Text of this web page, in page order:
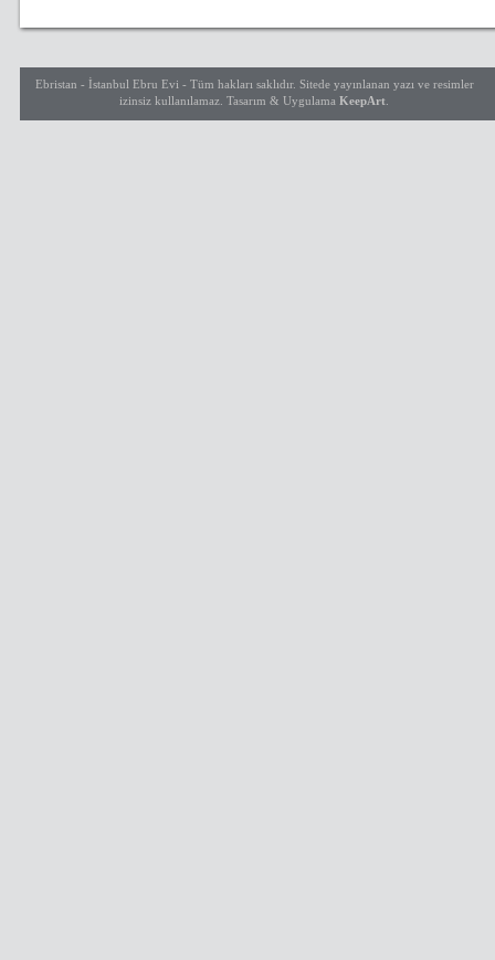
Ebristan - İstanbul Ebru Evi - Tüm hakları saklıdır. Sitede yayınlanan yazı ve resimler
izinsiz kullanılamaz. Tasarım & Uygulama KeepArt